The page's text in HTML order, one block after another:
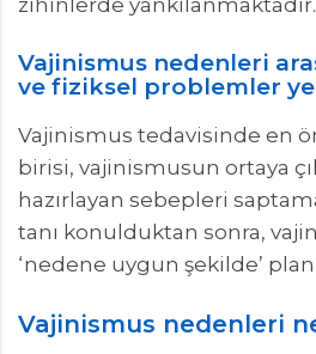
zihinlerde yankılanmaktadır.
Vajinismus nedenleri
ve fiziksel problemler
Vajinismus tedavisinde en
birisi, vajinismusun ortaya
hazırlayan sebepleri
tanı konulduktan sonra,
‘nedene uygun şekilde’
Vajinismus nedenleri